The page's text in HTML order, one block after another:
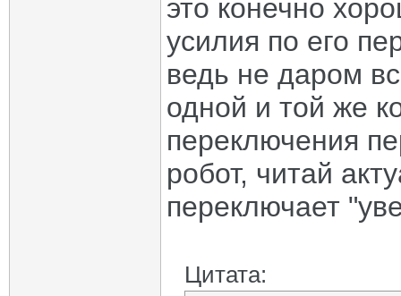
это конечно
усилия по его
ведь не даром
одной и той же
переключения
робот, читай
переключает
Цитата: